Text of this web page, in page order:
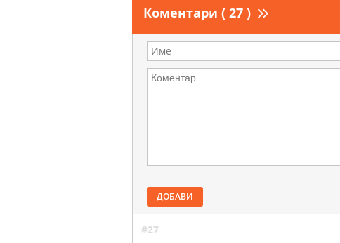
Коментари ( 27 )
ДОБАВИ
#27